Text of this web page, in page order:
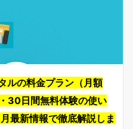
ルの料金プラン（月額
30日間無料体験の使い
最新情報で徹底解説しま